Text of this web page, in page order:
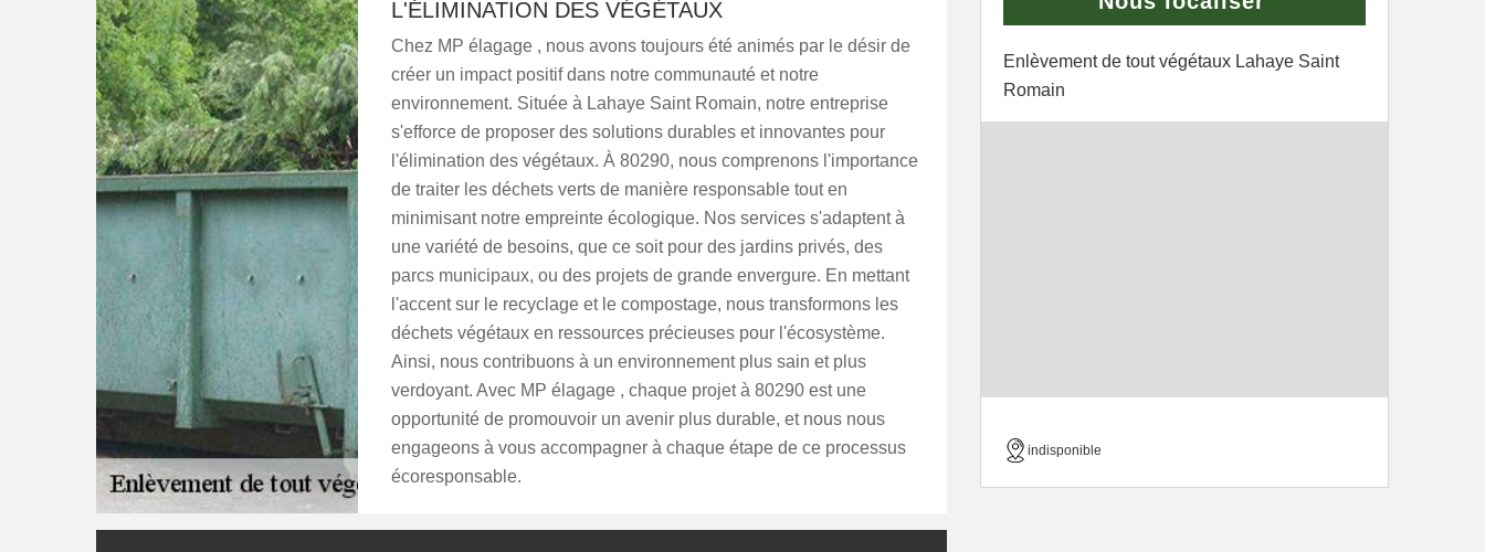
L'ÉLIMINATION DES VÉGÉTAUX
Chez MP élagage , nous avons toujours été animés par le désir de
créer un impact positif dans notre communauté et notre
environnement. Située à Lahaye Saint Romain, notre entreprise
s'efforce de proposer des solutions durables et innovantes pour
l'élimination des végétaux. À 80290, nous comprenons l'importance
de traiter les déchets verts de manière responsable tout en
minimisant notre empreinte écologique. Nos services s'adaptent à
une variété de besoins, que ce soit pour des jardins privés, des
parcs municipaux, ou des projets de grande envergure. En mettant
l'accent sur le recyclage et le compostage, nous transformons les
déchets végétaux en ressources précieuses pour l'écosystème.
Ainsi, nous contribuons à un environnement plus sain et plus
verdoyant. Avec MP élagage , chaque projet à 80290 est une
opportunité de promouvoir un avenir plus durable, et nous nous
engageons à vous accompagner à chaque étape de ce processus
écoresponsable.
Enlèvement de tout végétaux Lahaye Saint
Romain
indisponible